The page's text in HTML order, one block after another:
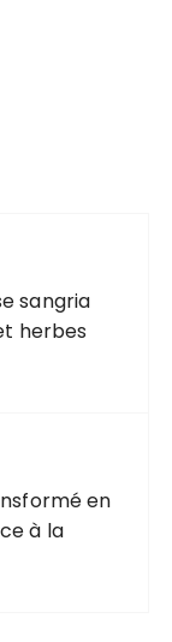
sangria
herbes
en
à la